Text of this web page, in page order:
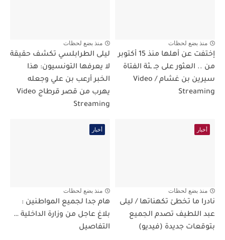
منذ بضع لحظات
إختفت عن أهلها منذ 15 أكتوبر
من .. العثور على جـ ـثة الفتاة
سيرين بن غشام / Video
Streaming
منذ بضع لحظات
ليلى الطرابلسي تكشف حقيقة
لا يعرفها التونسيون: هذا
الخبر أرعب بن علي وجعله
يهرب من قصر قرطاج Video
Streaming
أخبار
منذ بضع لحظات
نادرا ما تخطئ تكهناتها / ليلى
عبد اللطيف تصدم الجميع
بتوقعات جديدة (فيديو)
أخبار
منذ بضع لحظات
هام جدا لجميع المواطنين :
بلاغ عاجل من وزارة الداخلية …
التفاصيل